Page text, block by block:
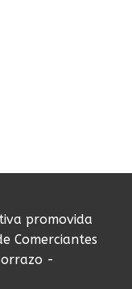
promovida
Comerciantes
-